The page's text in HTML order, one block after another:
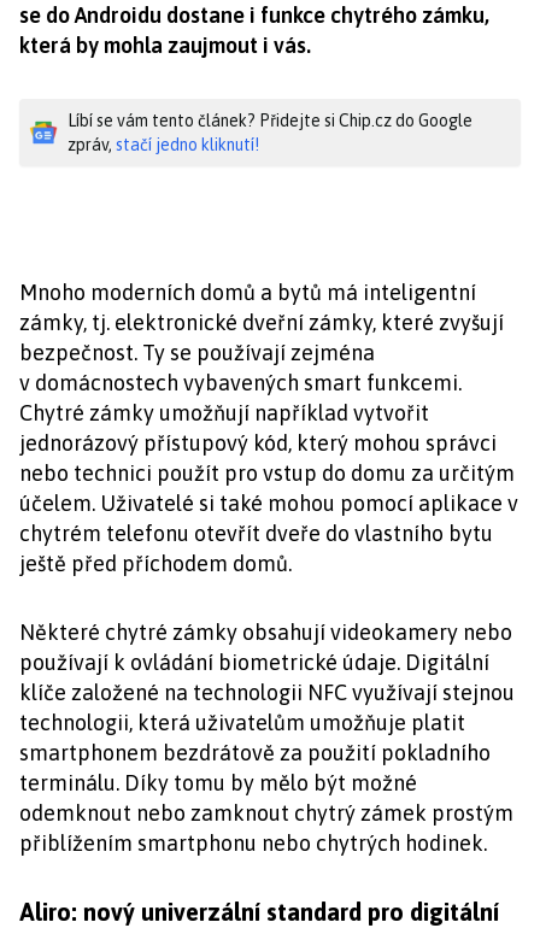
se do Androidu dostane i funkce chytrého zámku,
která by mohla zaujmout i vás.
Líbí se vám tento článek? Přidejte si Chip.cz do Google
zpráv, stačí jedno kliknutí!
Mnoho moderních domů a bytů má inteligentní
zámky, tj. elektronické dveřní zámky, které zvyšují
bezpečnost. Ty se používají zejména
v domácnostech vybavených smart funkcemi.
Chytré zámky umožňují například vytvořit
jednorázový přístupový kód, který mohou správci
nebo technici použít pro vstup do domu za určitým
účelem. Uživatelé si také mohou pomocí aplikace v
chytrém telefonu otevřít dveře do vlastního bytu
ještě před příchodem domů.
Některé chytré zámky obsahují videokamery nebo
používají k ovládání biometrické údaje. Digitální
klíče založené na technologii NFC využívají stejnou
technologii, která uživatelům umožňuje platit
smartphonem bezdrátově za použití pokladního
terminálu. Díky tomu by mělo být možné
odemknout nebo zamknout chytrý zámek prostým
přiblížením smartphonu nebo chytrých hodinek.
Aliro: nový univerzální standard pro digitální